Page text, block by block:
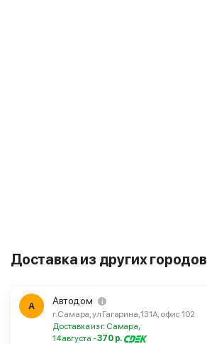
Доставка из других городов
А Автодом
г. Самара, ул Гагарина, 131А, офис 102
Доставка из г. Самара,
14 августа -370 р.